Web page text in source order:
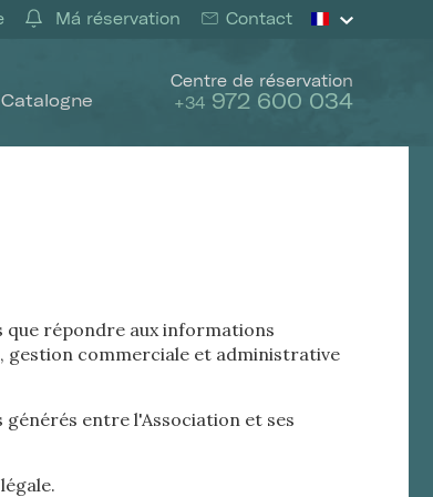
Má réservation Contact
Centre de réservation
+34 972 600 034
que répondre aux informations
gestion commerciale et administrative
entre l'Association et ses